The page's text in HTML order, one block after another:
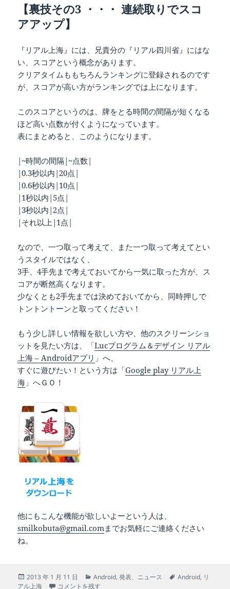
【裏技その3 ・・・ 連続取りでスコ
アアップ】
『リアル上海』には、兄貴分の『リアル四川省』にはな
い、スコアという概念があります。
クリアタイムももちろんランキングに登録されるのです
が、スコアが高い方がランキングでは上になります。
このスコアというのは、牌をとる時間の間隔が短くなる
ほど高い点数が付くようになっています。
表にまとめると、このようになります。
|~時間の間隔|~点数|
|0.3秒以内|20点|
|0.6秒以内|10点|
|1秒以内|5点|
|3秒以内|2点|
|それ以上|1点|
なので、一つ取って考えて、また一つ取って考えてとい
うスタイルではなく、
3手、4手先まで考えておいてから一気に取った方が、ス
コアが断然高くなります。
少なくとも2手先までは決めておいてから、同時押しで
トントントーンと取ってください！
もう少し詳しい情報を欲しい方や、他のスクリーンショ
ットを見たい方は、「Lucプログラム＆デザイン リアル
上海 – Androidアプリ 」へ、
すぐに遊びたい！という方は「Google play リアル上
海 」へＧＯ！
他にもこんな機能が欲しいよーという人は、
smilkobuta@gmail.com までお気軽にご連絡ください
ね。
投
稿
2013 年 1 月 11 日
カ
テ
Android,発表、ニュース
タ
Android, リ
アル上海
裏技公開中！Androidアプリ 『リアル上海』 に
コメントを残す